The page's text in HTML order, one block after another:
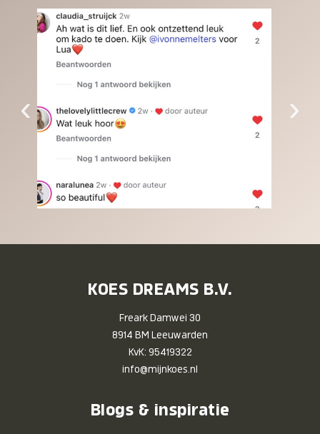
‹ ›
KOES DREAMS B.V.
Freark Damwei 30
8914 BM Leeuwarden
KvK: 95419322
info@mijnkoes.nl
Blogs & inspiratie